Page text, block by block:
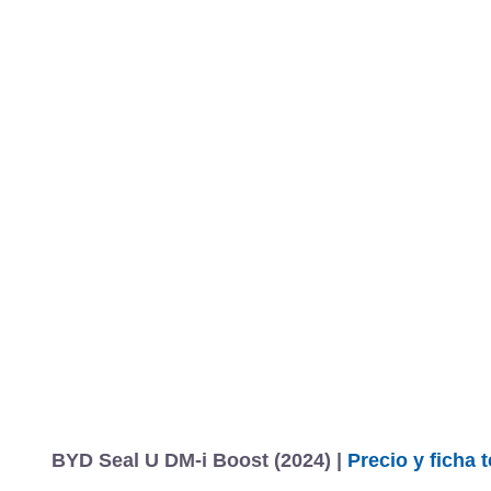
BYD Seal U DM-i Boost (2024) | Precio y ficha